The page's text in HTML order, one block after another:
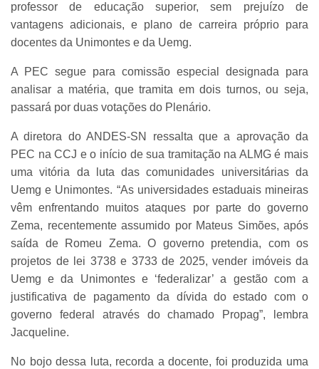
professor de educação superior, sem prejuízo de
vantagens adicionais, e plano de carreira próprio para
docentes da Unimontes e da Uemg.
A PEC segue para comissão especial designada para
analisar a matéria, que tramita em dois turnos, ou seja,
passará por duas votações do Plenário.
A diretora do ANDES-SN ressalta que a aprovação da
PEC na CCJ e o início de sua tramitação na ALMG é mais
uma vitória da luta das comunidades universitárias da
Uemg e Unimontes. “As universidades estaduais mineiras
vêm enfrentando muitos ataques por parte do governo
Zema, recentemente assumido por Mateus Simões, após
saída de Romeu Zema. O governo pretendia, com os
projetos de lei 3738 e 3733 de 2025, vender imóveis da
Uemg e da Unimontes e ‘federalizar’ a gestão com a
justificativa de pagamento da dívida do estado com o
governo federal através do chamado Propag”, lembra
Jacqueline.
No bojo dessa luta, recorda a docente, foi produzida uma